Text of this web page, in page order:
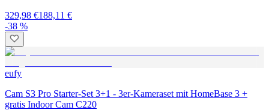
329,98 €188,11 €
-38 %
eufy
Cam S3 Pro Starter-Set 3+1 - 3er-Kameraset mit HomeBase 3 +
gratis Indoor Cam C220